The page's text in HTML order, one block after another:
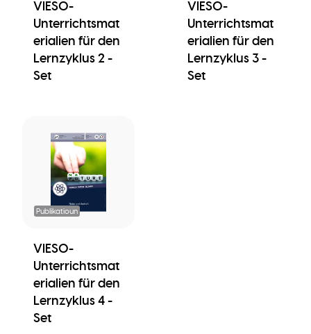
VIESO-
Unterrichtsmat
erialien für den
Lernzyklus 2 -
Set
VIESO-
Unterrichtsmat
erialien für den
Lernzyklus 3 -
Set
Publikatioun
VIESO-
Unterrichtsmat
erialien für den
Lernzyklus 4 -
Set